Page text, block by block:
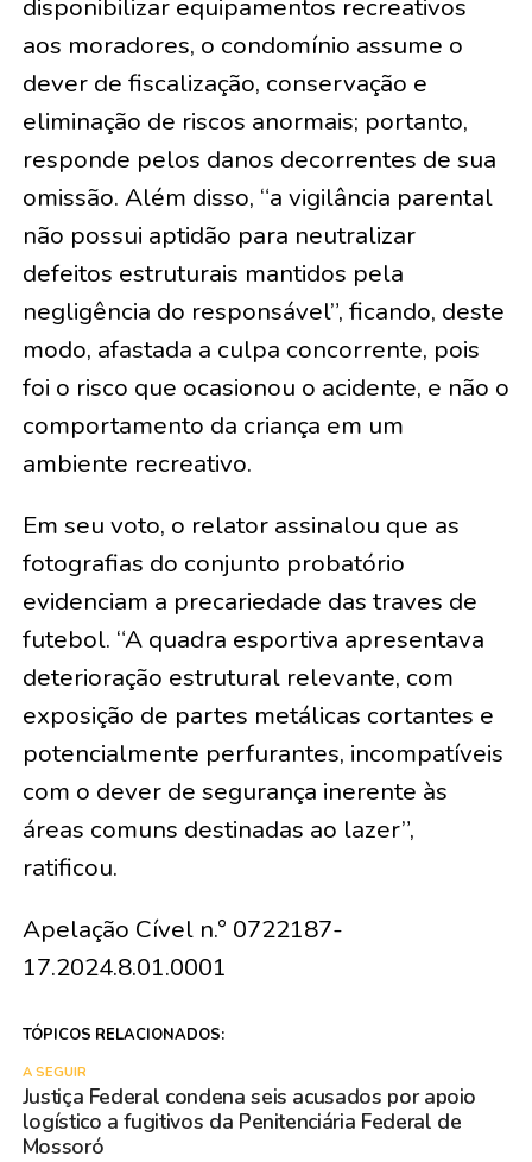
disponibilizar equipamentos recreativos
aos moradores, o condomínio assume o
dever de fiscalização, conservação e
eliminação de riscos anormais; portanto,
responde pelos danos decorrentes de sua
omissão. Além disso, “a vigilância parental
não possui aptidão para neutralizar
defeitos estruturais mantidos pela
negligência do responsável”, ficando, deste
modo, afastada a culpa concorrente, pois
foi o risco que ocasionou o acidente, e não o
comportamento da criança em um
ambiente recreativo.
Em seu voto, o relator assinalou que as
fotografias do conjunto probatório
evidenciam a precariedade das traves de
futebol. “A quadra esportiva apresentava
deterioração estrutural relevante, com
exposição de partes metálicas cortantes e
potencialmente perfurantes, incompatíveis
com o dever de segurança inerente às
áreas comuns destinadas ao lazer”,
ratificou.
Apelação Cível n.° 0722187-
17.2024.8.01.0001
TÓPICOS RELACIONADOS:
A SEGUIR
Justiça Federal condena seis acusados por apoio
logístico a fugitivos da Penitenciária Federal de
Mossoró